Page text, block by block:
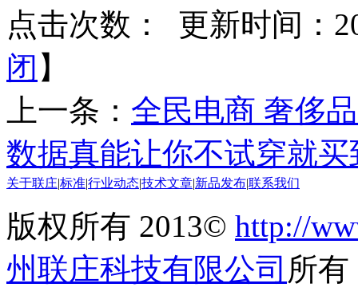
点击次数：
更新时间：
闭 】
上一条： 全民电商 奢侈
数据真能让你不试穿就
关于联庄标准行业动态技术文章 新品发布联系我们
版权所有 2013© http://
州联庄科技有限公司 所